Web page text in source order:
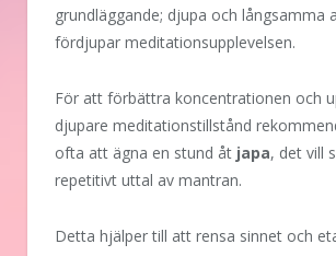
grundläggande; djupa och långsamma
fördjupar meditationsupplevelsen.
För att förbättra koncentrationen och
djupare meditationstillstånd
ofta att ägna en stund åt japa, det vill
repetitivt uttal av mantran.
Detta hjälper till att rensa sinnet och